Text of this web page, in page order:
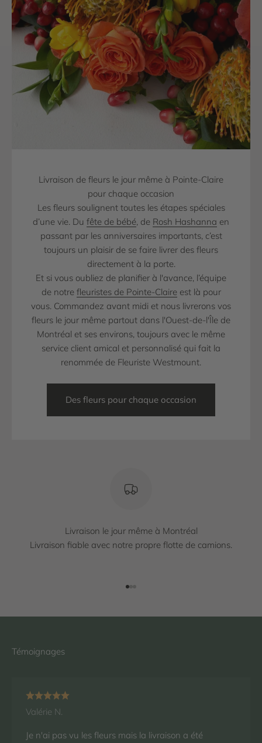
Livraison de fleurs le jour même à Pointe-Claire
pour chaque occasion
Les fleurs soulignent toutes les étapes spéciales
d’une vie. Du fête de bébé, de Rosh Hashanna en
passant par les anniversaires importants, c’est
toujours un plaisir de se faire livrer des fleurs
directement à la porte.
Et si vous oubliez de planifier à l'avance, l’équipe
de notre fleuristes de Pointe-Claireest là pour
vous. Commandez avant midi et nous livrerons vos
fleurs le jour même partout dans l'Ouest-de-l'Île de
Montréal et ses environs, toujours avec le même
service client amical et personnalisé qui fait la
renommée de Fleuriste Westmount.
Des fleurs pour chaque occasion
Livraison le jour même à Montréal
Livraison fiable avec notre propre flotte de camions.
Valérie N.
Je n'ai pas vu les fleurs mais la livraison a été